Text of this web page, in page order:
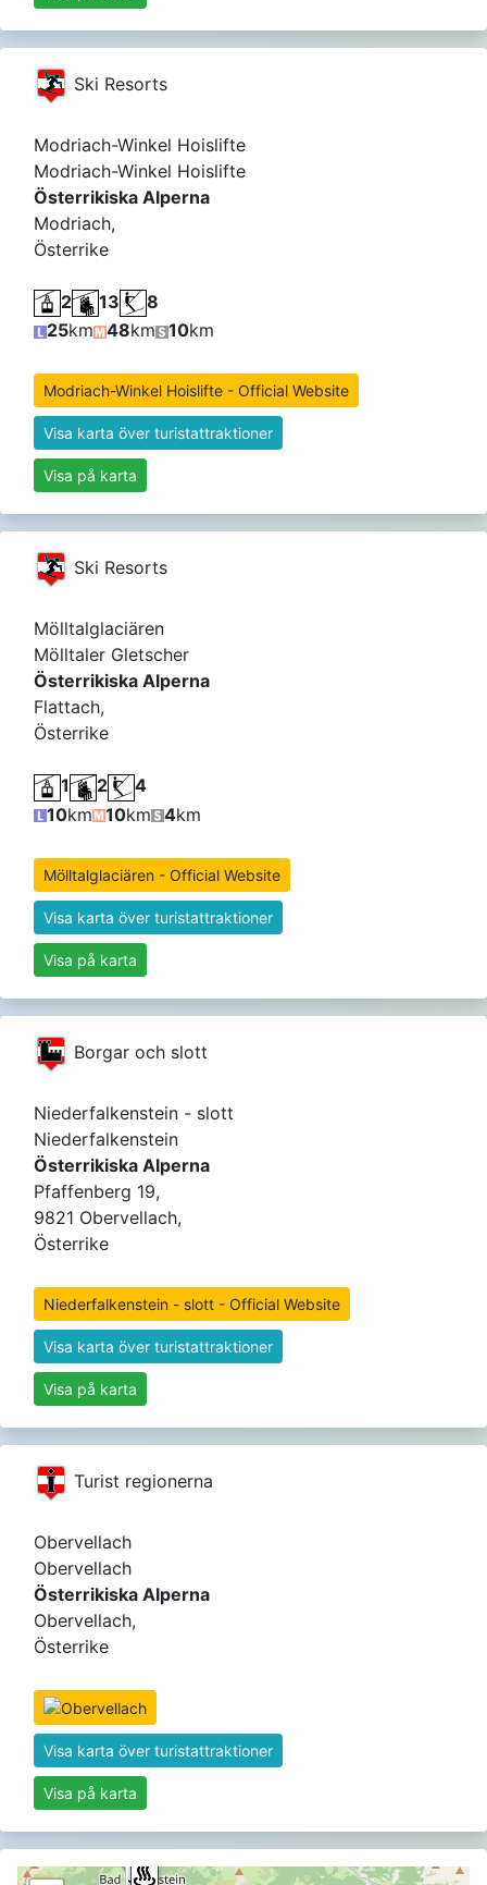
Ski Resorts
Modriach-Winkel Hoislifte
Modriach-Winkel Hoislifte
Österrikiska Alperna
Modriach,
Österrike
2 13
8
25km 48km 10km
Modriach-Winkel Hoislifte - Official Website
Visa karta över turistattraktioner
Visa på karta
Ski Resorts
Mölltalglaciären
Mölltaler Gletscher
Österrikiska Alperna
Flattach,
Österrike
1 2
4
10km 10km 4km
Mölltalglaciären - Official Website
Visa karta över turistattraktioner
Visa på karta
Borgar och slott
Niederfalkenstein - slott
Niederfalkenstein
Österrikiska Alperna
Pfaffenberg 19,
9821 Obervellach,
Österrike
Niederfalkenstein - slott - Official Website
Visa karta över turistattraktioner
Visa på karta
Turist regionerna
Obervellach
Obervellach
Österrikiska Alperna
Obervellach,
Österrike
Visa karta över turistattraktioner
Visa på karta